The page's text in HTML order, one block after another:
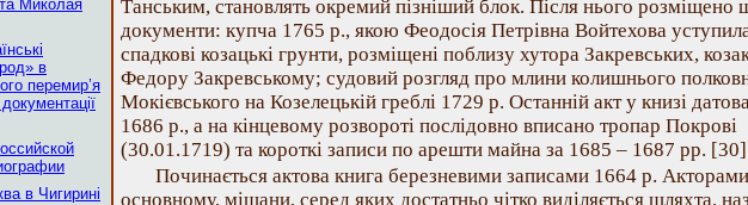
Миколая
в
перемир’я
в Чигирині
Танським, становлять окремий пізніший блок. Після нього розміщено
документи: купча 1765 р., якою Феодосія Петрівна Войтехова
спадкові козацькі грунти, розміщені поблизу хутора Закревських,
Федору Закревському; судовий розгляд про млини колишнього
Мокієвського на Козелецькій греблі 1729 р. Останній акт у книзі
1686 р., а на кінцевому розвороті послідовно вписано тропар Покрові
(30.01.1719) та короткі записи по арешти майна за 1685 – 1687 рр.
Починається актова книга березневими записами 1664 р.
основному, міщани, серед яких достатньо чітко виділяється шляхта,